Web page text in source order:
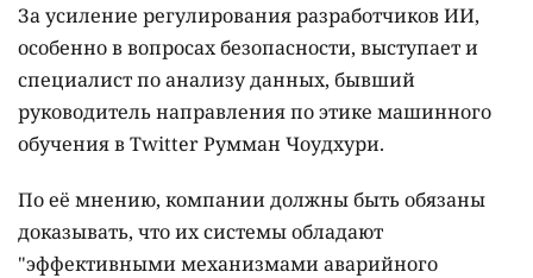
За усиление регулирования разработчиков ИИ,
особенно в вопросах безопасности, выступает и
специалист по анализу данных, бывший
руководитель направления по этике машинного
обучения в Twitter Румман Чоудхури.
По её мнению, компании должны быть обязаны
доказывать, что их системы обладают
"эффективными механизмами аварийного